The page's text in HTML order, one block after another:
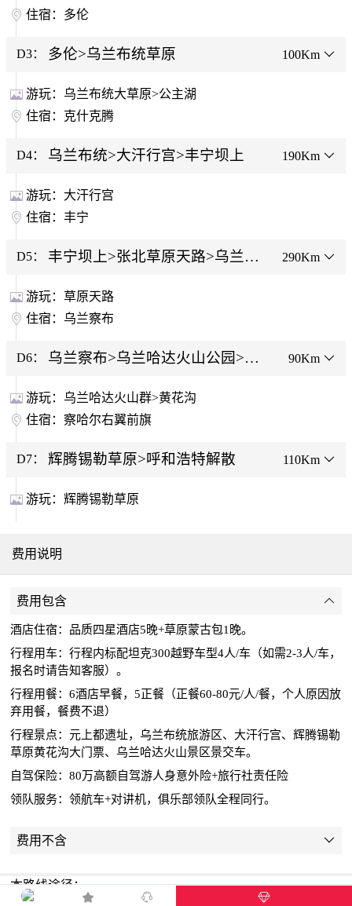
住宿： 多伦
D3： 100Km
多伦>乌兰布统草原
游玩： 乌兰布统大草原>公主湖
住宿： 克什克腾
D4： 190Km
乌兰布统>大汗行宫>丰宁坝上
游玩： 大汗行宫
住宿： 丰宁
D5： 290Km
丰宁坝上>张北草原天路>乌兰察
游玩： 草原天路
住宿： 乌兰察布
D6： 90Km
乌兰察布>乌兰哈达火山公园>辉
游玩： 乌兰哈达火山群>黄花沟
住宿： 察哈尔右翼前旗
D7： 110Km
辉腾锡勒草原>呼和浩特解散
游玩： 辉腾锡勒草原
费用说明
费用包含
酒店住宿：品质四星酒店5晚+草原蒙古包1晚。
行程用车：行程内标配坦克300越野车型4人/车（如需2-3人/车，
报名时请告知客服）。
行程用餐：6酒店早餐，5正餐（正餐60-80元/人/餐，个人原因放
弃用餐，餐费不退）
行程景点：元上都遗址，乌兰布统旅游区、大汗行宫、辉腾锡勒
草原黄花沟大门票、乌兰哈达火山景区景交车。
自驾保险：80万高额自驾游人身意外险+旅行社责任险
领队服务：领航车+对讲机，俱乐部领队全程同行。
费用不含
本路线途径：